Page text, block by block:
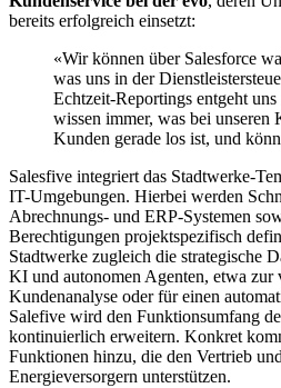
bereits erfolgreich einsetzt:
«Wir können über Salesforce
was uns in der
Echtzeit-Reportings entgeht
wissen immer, was bei unseren
Kunden gerade los ist, und
Salesfive integriert das Stadtwerke-
IT-Umgebungen. Hierbei werden
Abrechnungs- und ERP-Systemen
Berechtigungen projektspezifisch
Stadtwerke zugleich die strategische
KI und autonomen Agenten, etwa zur
Kundenanalyse oder für einen
Salefive wird den Funktionsumfang
kontinuierlich erweitern. Konkret
Funktionen hinzu, die den Vertrieb
Energieversorgern unterstützen.